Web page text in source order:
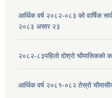
आर्थिक वर्ष २०८२-०८३ को वार्षिक
२०८३ असार २३
२०८२-८३पहिलो दोश्रो चौमासिकको
आर्थिक वर्ष २०८१-०८२ तेस्रो